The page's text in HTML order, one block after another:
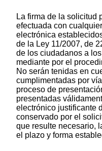
La firma de la solicitud
efectuada con
electrónica
de la Ley 11/2007, de
de los ciudadanos a
mediante por el
No serán tenidas en
cumplimentadas por
proceso de
presentadas
electrónico justificante
conservado por el
que resulte necesario,
el plazo y forma